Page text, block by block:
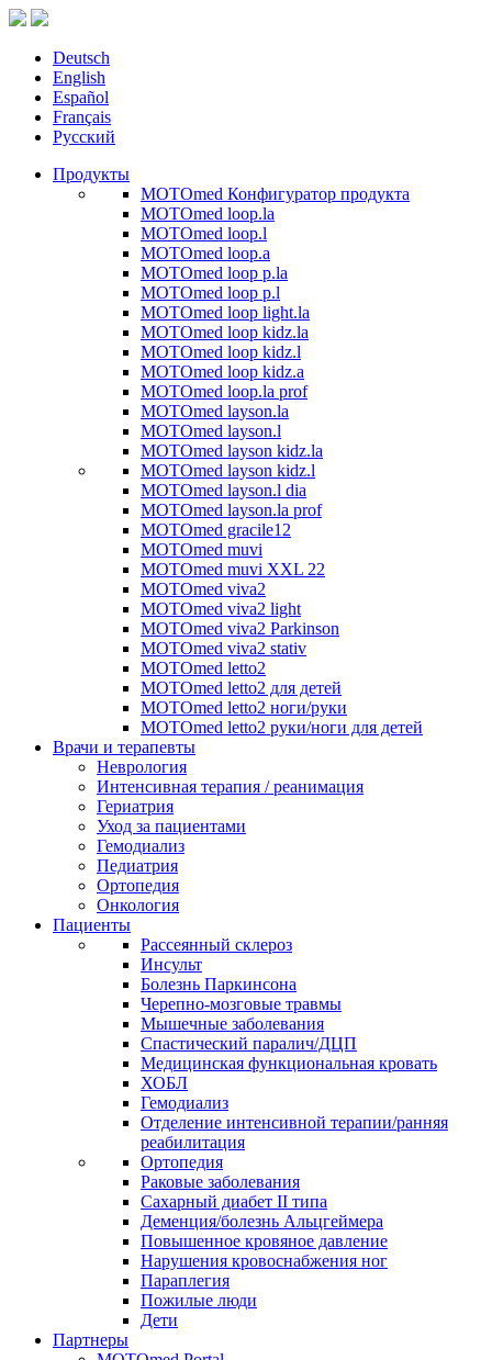
Deutsch
English
Español
Français
Русский
Продукты
MOTOmed Конфигуратор продукта
MOTOmed loop.la
MOTOmed loop.l
MOTOmed loop.a
MOTOmed loop p.la
MOTOmed loop p.l
MOTOmed loop light.la
MOTOmed loop kidz.la
MOTOmed loop kidz.l
MOTOmed loop kidz.a
MOTOmed loop.la prof
MOTOmed layson.la
MOTOmed layson.l
MOTOmed layson kidz.la
MOTOmed layson kidz.l
MOTOmed layson.l dia
MOTOmed layson.la prof
MOTOmed gracile12
MOTOmed muvi
MOTOmed muvi XXL 22
MOTOmed viva2
MOTOmed viva2 light
MOTOmed viva2 Parkinson
MOTOmed viva2 stativ
MOTOmed letto2
MOTOmed letto2 для детей
MOTOmed letto2 ноги/руки
MOTOmed letto2 руки/ноги для детей
Врачи и терапевты
Неврология
Интенсивная терапия / реанимация
Гериатрия
Уход за пациентами
Гемодиализ
Педиатрия
Ортопедия
Онкология
Пациенты
Рассеянный склероз
Инсульт
Болезнь Паркинсона
Черепно-мозговые травмы
Мышечные заболевания
Спастический паралич/ДЦП
Медицинская функциональная кровать
ХОБЛ
Гемодиализ
Отделение интенсивной терапии/ранняя
реабилитация
Ортопедия
Раковые заболевания
Сахарный диабет II типа
Деменция/болезнь Альцгеймера
Повышенное кровяное давление
Нарушения кровоснабжения ног
Параплегия
Пожилые люди
Дети
Партнеры